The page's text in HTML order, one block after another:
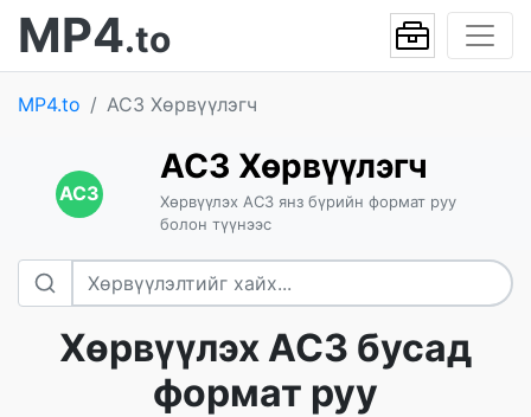
MP4.to
MP4.to AC3 Хөрвүүлэгч
AC3
AC3 Хөрвүүлэгч
Хөрвүүлэх AC3 янз бүрийн формат руу
болон түүнээс
Хөрвүүлэх AC3 бусад
формат руу